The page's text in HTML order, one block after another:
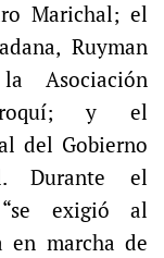
Marichal; el
Ruyman
Asociación
y el
del Gobierno
Durante el
“se exigió al
en marcha de